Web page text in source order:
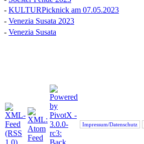
- KULTURPicknick am 07.05.2023
- Venezia Susata 2023
- Venezia Susata
Impressum/Datenschutz